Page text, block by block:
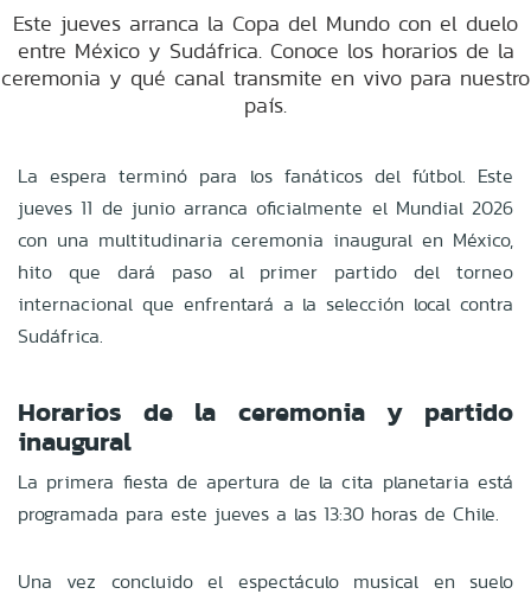
Este jueves arranca la Copa del Mundo con el duelo
entre México y Sudáfrica. Conoce los horarios de la
ceremonia y qué canal transmite en vivo para nuestro
país.
La espera terminó para los fanáticos del fútbol. Este
jueves 11 de junio arranca oficialmente el Mundial 2026
con una multitudinaria ceremonia inaugural en México,
hito que dará paso al primer partido del torneo
internacional que enfrentará a la selección local contra
Sudáfrica.
Horarios de la ceremonia y partido
inaugural
La primera fiesta de apertura de la cita planetaria está
programada para este jueves a las 13:30 horas de Chile.
Una vez concluido el espectáculo musical en suelo